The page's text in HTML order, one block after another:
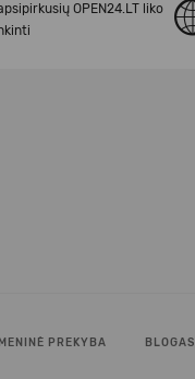
OPEN24.LT liko
PREKYBA BLOGAS